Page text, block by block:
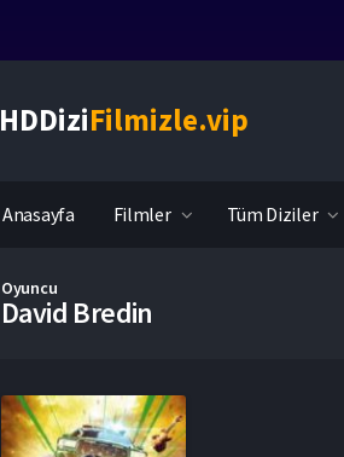
HDDiziFilmizle.vip
Anasayfa Filmler Tüm Diziler
Oyuncu
David Bredin